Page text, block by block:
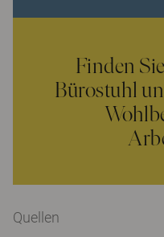
Finden
Bürostuhl
Quellen